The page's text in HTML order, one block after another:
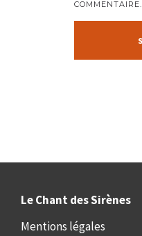
COMMENTAIRE.
Le Chant des Sirènes
Mentions légales